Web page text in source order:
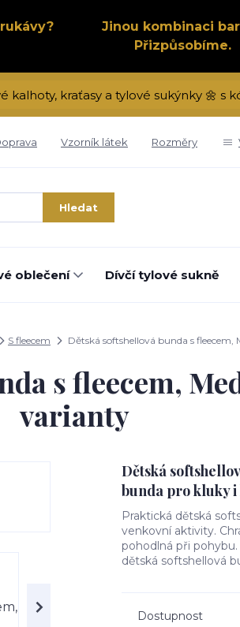
Jinou kombinaci
Přizpůsobíme.
kraťasy a tylové sukýnky 🌼 s
Vzorník látek Rozměry
Hledat
oblečení Dívčí tylové sukně
S fleecem Dětská softshellová bunda s
s fleecem,
varianty
Dětská
bunda pro kluky
Praktická dětská
venkovní aktivity.
pohodlná při
dětská softshellová
Dostupnost